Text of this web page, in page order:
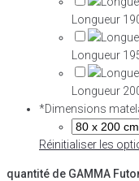
Longueur
Longueur
Longueur
*Dimensions
Réinitialiser les
quantité de GAMMA